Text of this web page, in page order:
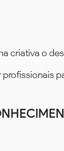
criativa o
profissionais